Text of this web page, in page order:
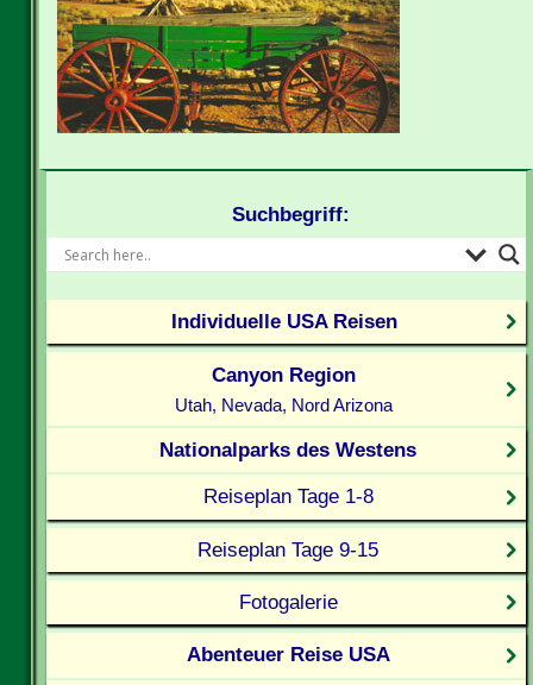
Suchbegriff:
Individuelle USA Reisen
Canyon Region
Utah, Nevada, Nord Arizona
Nationalparks des Westens
Reiseplan Tage 1-8
Reiseplan Tage 9-15
Fotogalerie
Abenteuer Reise USA